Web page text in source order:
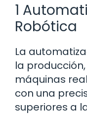
1
Robótica
La
la
máquinas
con una
superiores a